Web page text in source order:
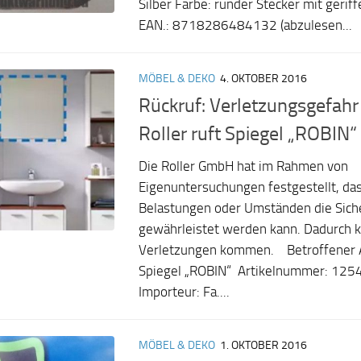
Silber Farbe: runder Stecker mit
EAN.: 8718286484132 (abzulesen...
MÖBEL & DEKO 4. OKTOBER 2016
Rückruf:
Roller ruft Spiegel
Die Roller GmbH hat im Rahmen von
Eigenuntersuchungen festgestellt,
Belastungen oder Umständen die
gewährleistet werden kann. Dadurch
Verletzungen kommen. Betroffener
Spiegel „ROBIN“ Artikelnummer:
Importeur: Fa....
MÖBEL & DEKO 1. OKTOBER 2016